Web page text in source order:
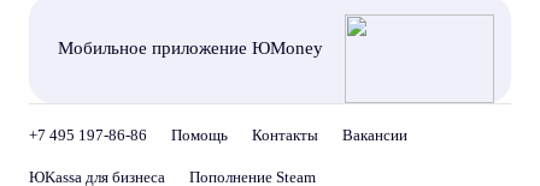
Мобильное приложение ЮMoney
+7 495 197-86-86 Помощь Контакты Вакансии
ЮKassa для бизнеса Пополнение Steam